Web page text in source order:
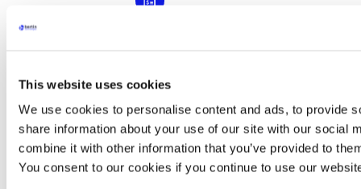
This website uses cookies
We use cookies to personalise content and ads, to provide
share information about your use of our site with our social
combine it with other information that you’ve provided to
You consent to our cookies if you continue to use our
Application Center
Accédez à plus de 1500 documents scientifiques
rédigés avec la contribution de la communauté
d’utilisateurs de Bertin Instruments !